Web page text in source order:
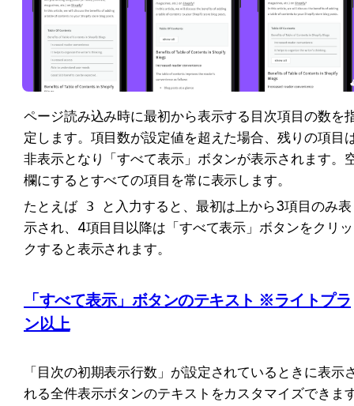
ページ読み込み時に最初から表示する目次項目の数を
定します。項目数が設定値を超えた場合、残りの項目
非表示となり「すべて表示」ボタンが表示されます。
欄にするとすべての項目を常に表示します。
たとえば 3
と入力すると、最初は上から3項目のみ表
示され、4項目目以降は「すべて表示」ボタンをクリッ
クすると表示されます。
「すべて表示」ボタンのテキスト ※ライトプラ
ン以上
「目次の初期表示行数」が設定されているときに表示
れる全件表示ボタンのテキストをカスタマイズできま